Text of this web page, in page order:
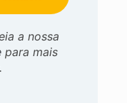
a nossa
para mais